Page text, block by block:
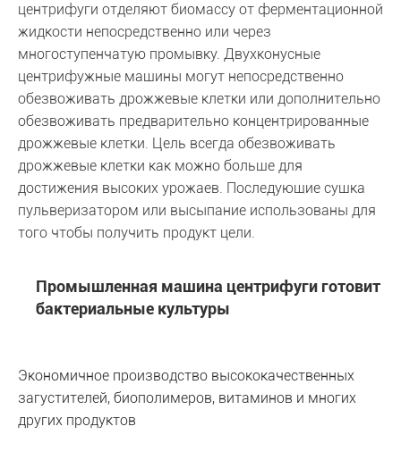
центрифуги отделяют биомассу от ферментационной
жидкости непосредственно или через
многоступенчатую промывку. Двухконусные
центрифужные машины могут непосредственно
обезвоживать дрожжевые клетки или дополнительно
обезвоживать предварительно концентрированные
дрожжевые клетки. Цель всегда обезвоживать
дрожжевые клетки как можно больше для
достижения высоких урожаев. Последующие сушка
пульверизатором или высыпание использованы для
того чтобы получить продукт цели.
Промышленная машина центрифуги готовит
бактериальные культуры
Экономичное производство высококачественных
загустителей, биополимеров, витаминов и многих
других продуктов